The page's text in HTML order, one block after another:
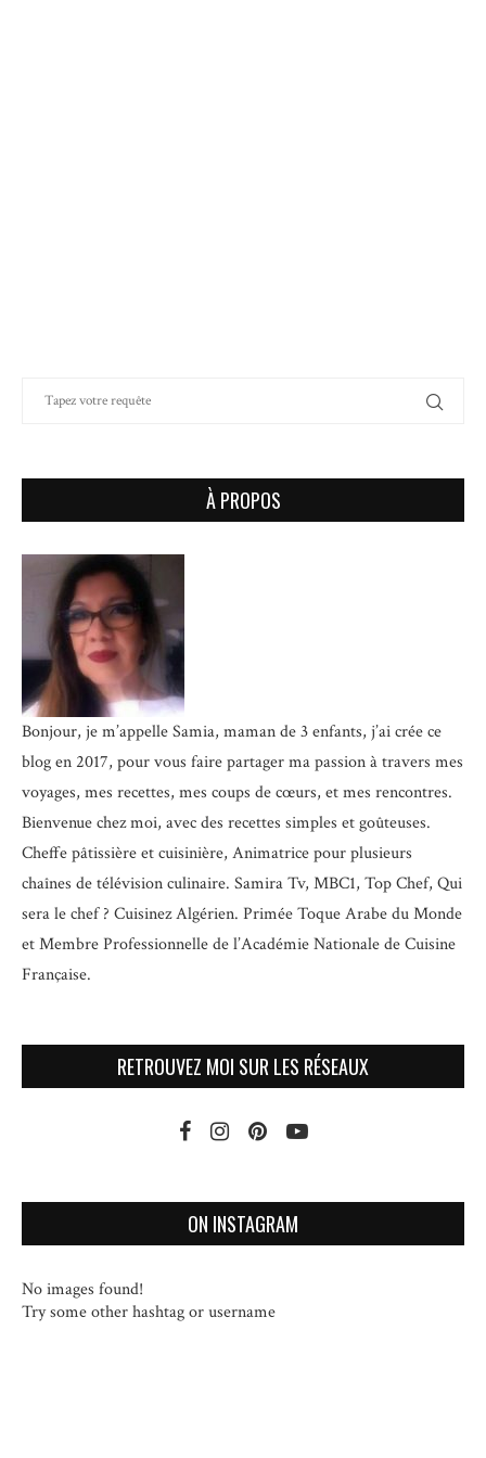
À PROPOS
Bonjour, je m’appelle Samia, maman de 3 enfants, j’ai crée ce
blog en 2017, pour vous faire partager ma passion à travers mes
voyages, mes recettes, mes coups de cœurs, et mes rencontres.
Bienvenue chez moi, avec des recettes simples et goûteuses.
Cheffe pâtissière et cuisinière, Animatrice pour plusieurs
chaînes de télévision culinaire. Samira Tv, MBC1, Top Chef, Qui
sera le chef ? Cuisinez Algérien. Primée Toque Arabe du Monde
etMembre Professionnelle de l’Académie Nationale de Cuisine
Française.
RETROUVEZ MOI SUR LES RÉSEAUX
ON INSTAGRAM
No images found!
Try some other hashtag or username